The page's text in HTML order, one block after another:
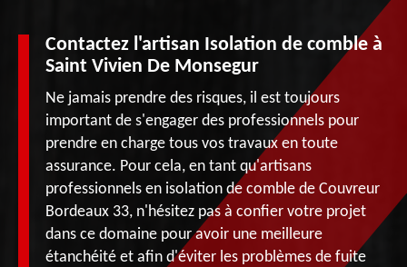
Contactez l'artisan Isolation de comble à
Saint Vivien De Monsegur
Ne jamais prendre des risques, il est toujours
important de s'engager des professionnels pour
prendre en charge tous vos travaux en toute
assurance. Pour cela, en tant qu'artisans
professionnels en isolation de comble de Couvreur
Bordeaux 33, n'hésitez pas à confier votre projet
dans ce domaine pour avoir une meilleure
étanchéité et afin d'éviter les problèmes de fuite